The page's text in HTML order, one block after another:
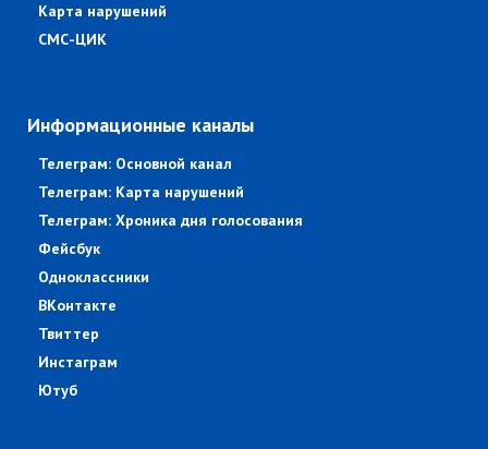
Карта нарушений
СМС-ЦИК
Информационные каналы
Телеграм: Основной канал
Телеграм: Карта нарушений
Телеграм: Хроника дня голосования
Фейсбук
Одноклассники
ВКонтакте
Твиттер
Инстаграм
Ютуб